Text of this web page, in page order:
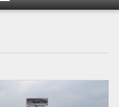
navigation